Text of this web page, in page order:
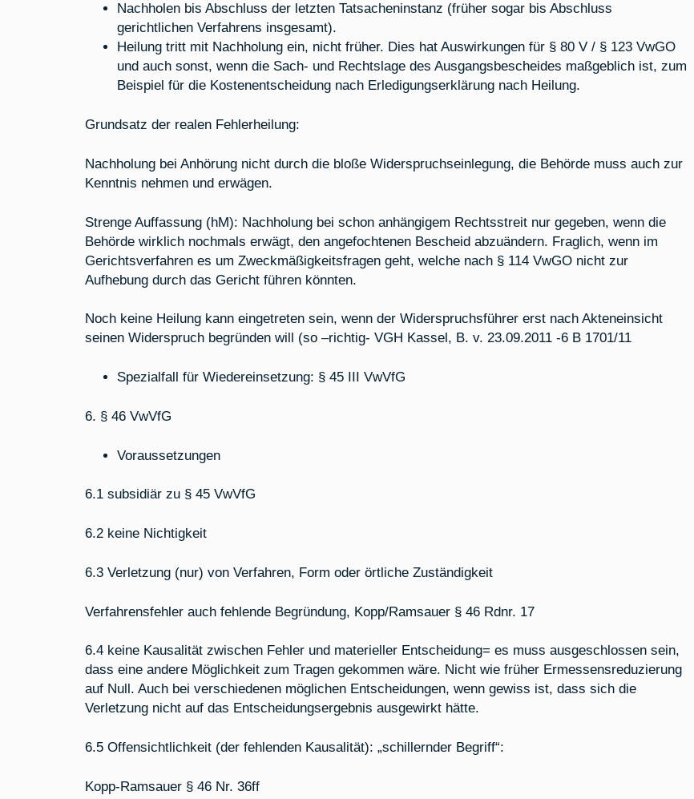
Nachholen bis Abschluss der letzten Tatsacheninstanz (früher sogar bis Abschluss
gerichtlichen Verfahrens insgesamt).
Heilung tritt mit Nachholung ein, nicht früher. Dies hat Auswirkungen für § 80 V / § 123 VwGO
und auch sonst, wenn die Sach- und Rechtslage des Ausgangsbescheides maßgeblich ist, zum
Beispiel für die Kostenentscheidung nach Erledigungserklärung nach Heilung.
Grundsatz der realen Fehlerheilung:
Nachholung bei Anhörung nicht durch die bloße Widerspruchseinlegung, die Behörde muss auch zur
Kenntnis nehmen und erwägen.
Strenge Auffassung (hM): Nachholung bei schon anhängigem Rechtsstreit nur gegeben, wenn die
Behörde wirklich nochmals erwägt, den angefochtenen Bescheid abzuändern. Fraglich, wenn im
Gerichtsverfahren es um Zweckmäßigkeitsfragen geht, welche nach § 114 VwGO nicht zur
Aufhebung durch das Gericht führen könnten.
Noch keine Heilung kann eingetreten sein, wenn der Widerspruchsführer erst nach Akteneinsicht
seinen Widerspruch begründen will (so –richtig- VGH Kassel, B. v. 23.09.2011 -6 B 1701/11
Spezialfall für Wiedereinsetzung: § 45 III VwVfG
6. § 46 VwVfG
Voraussetzungen
6.1 subsidiär zu § 45 VwVfG
6.2 keine Nichtigkeit
6.3 Verletzung (nur) von Verfahren, Form oder örtliche Zuständigkeit
Verfahrensfehler auch fehlende Begründung, Kopp/Ramsauer § 46 Rdnr. 17
6.4 keine Kausalität zwischen Fehler und materieller Entscheidung= es muss ausgeschlossen sein,
dass eine andere Möglichkeit zum Tragen gekommen wäre. Nicht wie früher Ermessensreduzierung
auf Null. Auch bei verschiedenen möglichen Entscheidungen, wenn gewiss ist, dass sich die
Verletzung nicht auf das Entscheidungsergebnis ausgewirkt hätte.
6.5 Offensichtlichkeit (der fehlenden Kausalität): „schillernder Begriff“:
Kopp-Ramsauer § 46 Nr. 36ff